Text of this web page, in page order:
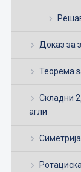
Доказ за
Теорема
Складни
агли